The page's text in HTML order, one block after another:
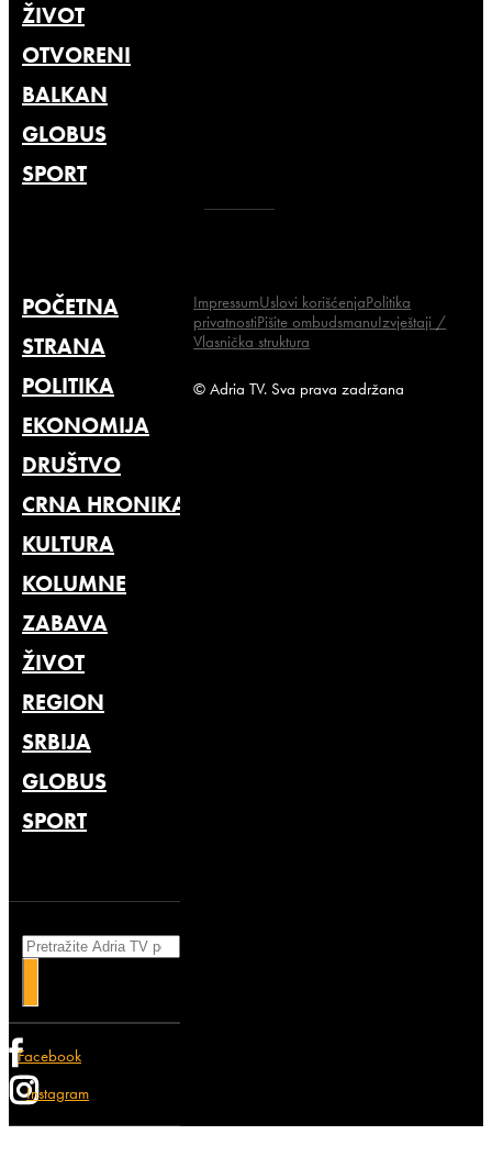
ŽIVOT
OTVORENI
BALKAN
GLOBUS
SPORT
POČETNA
STRANA
POLITIKA
EKONOMIJA
DRUŠTVO
CRNA HRONIKA
KULTURA
KOLUMNE
ZABAVA
ŽIVOT
REGION
SRBIJA
GLOBUS
SPORT
Facebook
Instagram
ImpressumUslovi korišćenjaPolitika
privatnostiPišite ombudsmanuIzvještaji /
Vlasnička struktura
© Adria TV. Sva prava zadržana